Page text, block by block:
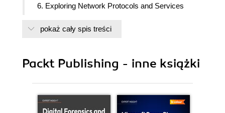
6. Exploring Network Protocols and Services
8. Networking Devices
Technologies
13. High Availability and Disaster Recovery
pokaż cały spis treści
Packt Publishing - inne książki